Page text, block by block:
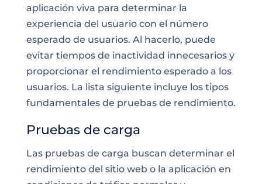
aplicación viva para determinar la
experiencia del usuario con el número
esperado de usuarios. Al hacerlo, puede
evitar tiempos de inactividad innecesarios y
proporcionar el rendimiento esperado a los
usuarios. La lista siguiente incluye los tipos
fundamentales de pruebas de rendimiento.
Pruebas de carga
Las pruebas de carga buscan determinar el
rendimiento del sitio web o la aplicación en